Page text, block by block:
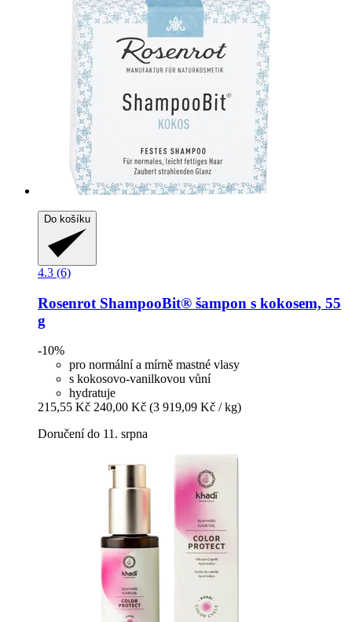
Do košíku
4.3 (6)
Rosenrot ShampooBit® šampon s kokosem, 55
g
-10%
pro normální a mírně mastné vlasy
s kokosovo-vanilkovou vůní
hydratuje
215,55 Kč 240,00 Kč (3 919,09 Kč / kg)
Doručení do 11. srpna